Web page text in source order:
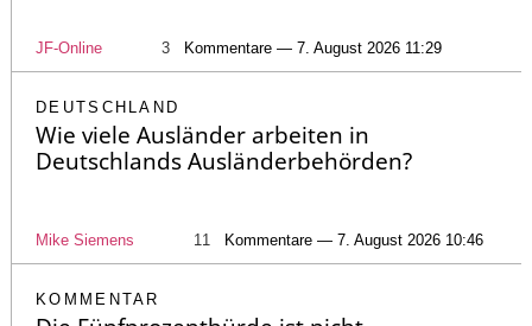
JF-Online 3 Kommentare — 7. August 2026 11:29
DEUTSCHLAND
Wie viele Ausländer arbeiten in
Deutschlands Ausländerbehörden?
Mike Siemens 11 Kommentare — 7. August 2026 10:46
KOMMENTAR